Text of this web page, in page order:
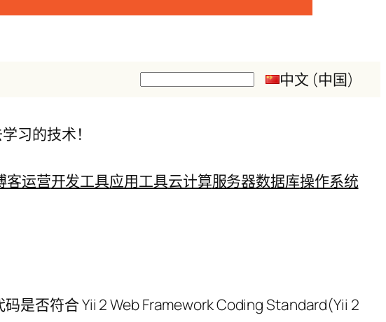
搜
中文 (中国)
习的技术！
客运营开发工具应用工具云计算服务器数据库操作系统
是否符合 Yii 2 Web Framework Coding Standard(Yii 2